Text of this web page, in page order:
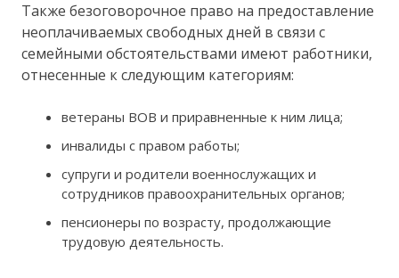
Также безоговорочное право на предоставление
неоплачиваемых свободных дней в связи с
семейными обстоятельствами имеют работники,
отнесенные к следующим категориям:
ветераны ВОВ и приравненные к ним лица;
инвалиды с правом работы;
супруги и родители военнослужащих и
сотрудников правоохранительных органов;
пенсионеры по возрасту, продолжающие
трудовую деятельность.